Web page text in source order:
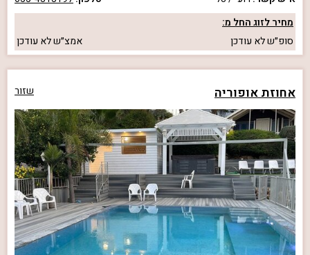
מחיר לזוג החל מ:
סופ״שלא עודכן אמצ״שלא עודכן
אחוזת אופוריה שזור